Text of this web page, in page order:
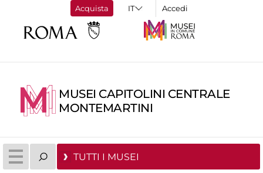
Acquista Accedi
MUSEI CAPITOLINI CENTRALE
MONTEMARTINI
TUTTI I MUSEI